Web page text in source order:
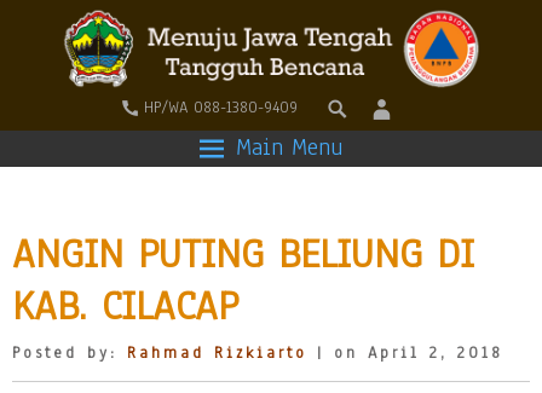
HP/WA 088-1380-9409
Main Menu
ANGIN PUTING BELIUNG DI
KAB. CILACAP
Posted by: Rahmad Rizkiarto | on April 2, 2018